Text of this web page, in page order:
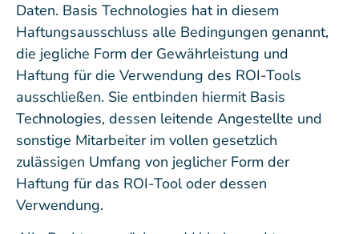
Daten. Basis Technologies hat in diesem
Haftungsausschluss alle Bedingungen genannt,
die jegliche Form der Gewährleistung und
Haftung für die Verwendung des ROI-Tools
ausschließen. Sie entbinden hiermit Basis
Technologies, dessen leitende Angestellte und
sonstige Mitarbeiter im vollen gesetzlich
zulässigen Umfang von jeglicher Form der
Haftung für das ROI-Tool oder dessen
Verwendung.